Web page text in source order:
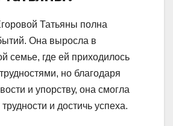
Татьяны полна
Она выросла в
семье, где ей приходилось
но благодаря
и упорству, она смогла
и достичь успеха.